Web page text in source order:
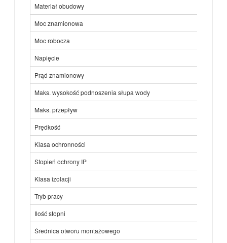
Materiał obudowy
Moc znamionowa
Moc robocza
Napięcie
Prąd znamionowy
Maks. wysokość podnoszenia słupa wody
Maks. przepływ
Prędkość
Klasa ochronności
Stopień ochrony IP
Klasa izolacji
Tryb pracy
Ilość stopni
Średnica otworu montażowego